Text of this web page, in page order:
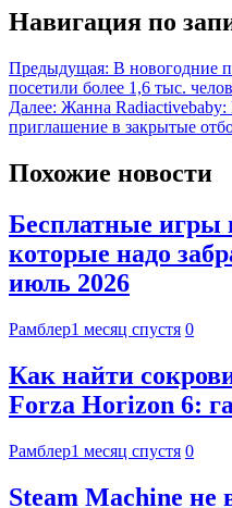
Навигация по
Предыдущая: В новогодние
посетили более 1,6 тыс.
Далее: Жанна Radiactivebaby:
приглашение в закрытые
Похожие новости
Бесплатные игры
которые надо
июль 2026
Рамблер1 месяц спустя 0
Как найти
Forza Horizon 6:
Рамблер1 месяц спустя 0
Steam Machine не